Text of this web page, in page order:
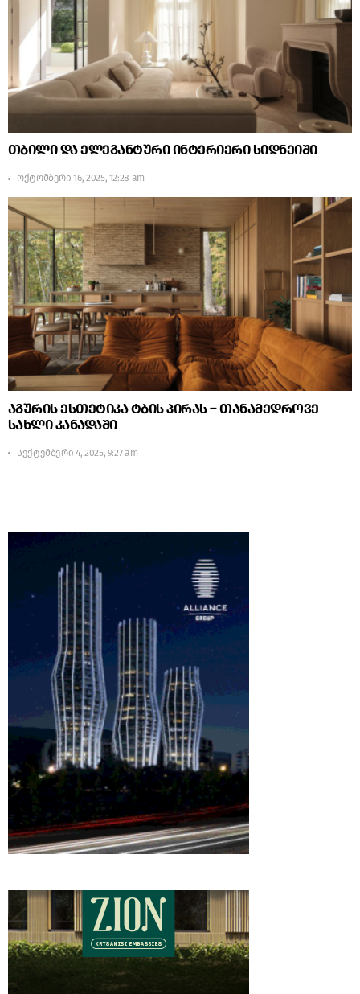
თბილი და ელეგანტური ინტერიერი სიდნეიში
ოქტომბერი 16, 2025, 12:28 am
აგურის ესთეტიკა ტბის პირას – თანამედროვე
სახლი კანადაში
სექტემბერი 4, 2025, 9:27 am